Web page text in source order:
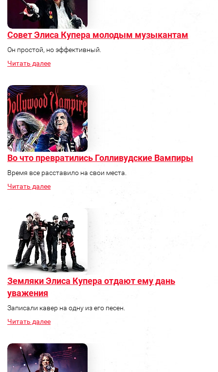
Совет Элиса Купера молодым музыкантам
Он простой, но эффективный.
Читать далее
Во что превратились Голливудские Вампиры
Время все расставило на свои места.
Читать далее
Земляки Элиса Купера отдают ему дань
уважения
Записали кавер на одну из его песен.
Читать далее